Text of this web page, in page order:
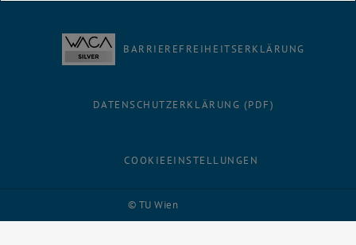
© TU Wien
BARRIEREFREIHEITSERKLÄRUNG
DATENSCHUTZERKLÄRUNG (PDF)
COOKIEEINSTELLUNGEN